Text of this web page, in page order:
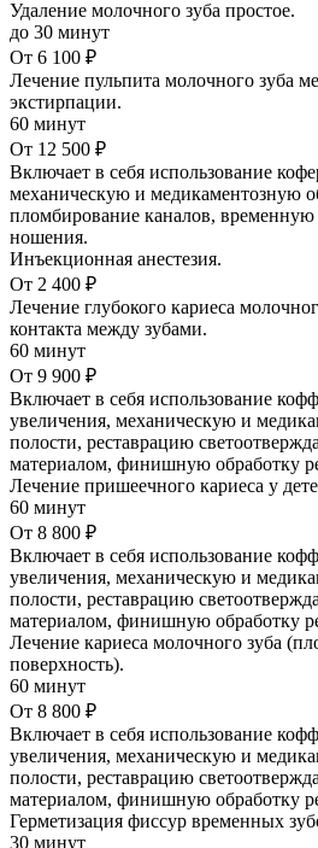
Удаление молочного зуба простое.
до 30 минут
От 6 100 ₽
Лечение пульпита молочного зуба
экстирпации.
60 минут
От 12 500 ₽
Включает в себя использование
механическую и медикаментозную
пломбирование каналов, временную
ношения.
Инъекционная анестезия.
От 2 400 ₽
Лечение глубокого кариеса
контакта между зубами.
60 минут
От 9 900 ₽
Включает в себя использование
увеличения, механическую и
полости, реставрацию
материалом, финишную обработку
Лечение пришеечного кариеса у
60 минут
От 8 800 ₽
Включает в себя использование
увеличения, механическую и
полости, реставрацию
материалом, финишную обработку
Лечение кариеса молочного зуба
поверхность).
60 минут
От 8 800 ₽
Включает в себя использование
увеличения, механическую и
полости, реставрацию
материалом, финишную обработку
Герметизация фиссур временных
30 минут